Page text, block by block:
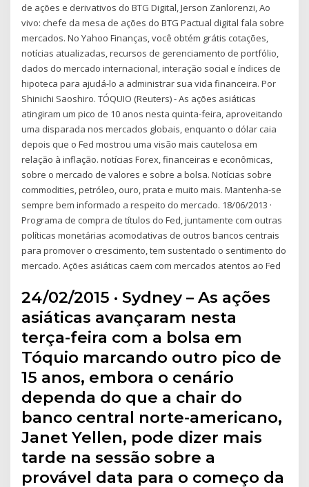
de ações e derivativos do BTG Digital, Jerson Zanlorenzi, Ao
vivo: chefe da mesa de ações do BTG Pactual digital fala sobre
mercados. No Yahoo Finanças, você obtém grátis cotações,
notícias atualizadas, recursos de gerenciamento de portfólio,
dados do mercado internacional, interação social e índices de
hipoteca para ajudá-lo a administrar sua vida financeira. Por
Shinichi Saoshiro. TÓQUIO (Reuters) - As ações asiáticas
atingiram um pico de 10 anos nesta quinta-feira, aproveitando
uma disparada nos mercados globais, enquanto o dólar caia
depois que o Fed mostrou uma visão mais cautelosa em
relação à inflação. notícias Forex, financeiras e econômicas,
sobre o mercado de valores e sobre a bolsa. Notícias sobre
commodities, petróleo, ouro, prata e muito mais. Mantenha-se
sempre bem informado a respeito do mercado. 18/06/2013 ·
Programa de compra de títulos do Fed, juntamente com outras
políticas monetárias acomodativas de outros bancos centrais
para promover o crescimento, tem sustentado o sentimento do
mercado. Ações asiáticas caem com mercados atentos ao Fed
24/02/2015 · Sydney – As ações
asiáticas avançaram nesta
terça-feira com a bolsa em
Tóquio marcando outro pico de
15 anos, embora o cenário
dependa do que a chair do
banco central norte-americano,
Janet Yellen, pode dizer mais
tarde na sessão sobre a
provável data para o começo da